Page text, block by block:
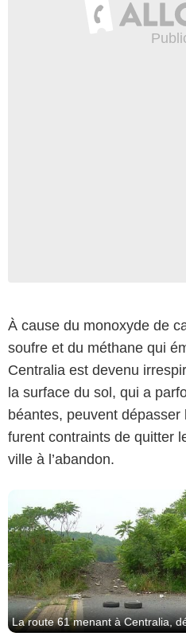
À cause du monoxyde de
soufre et du méthane qui
Centralia est devenu
la surface du sol, qui a
béantes, peuvent
furent contraints de quitter
ville à l’abandon.
Wikimedia
La route 61 menant à Centralia,